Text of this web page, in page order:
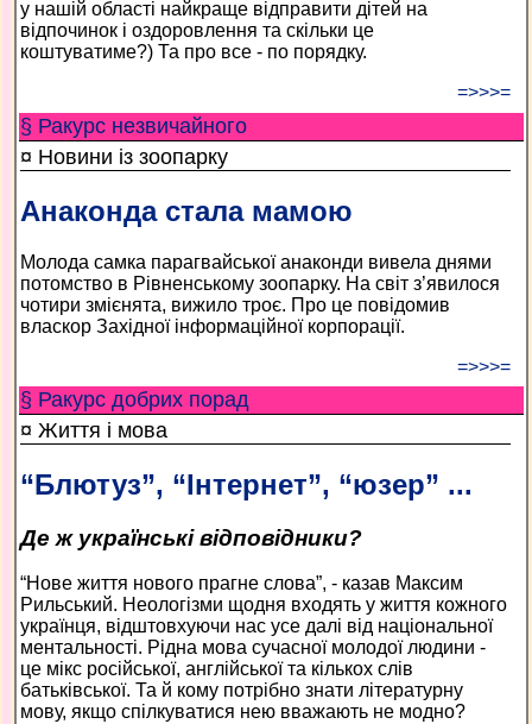
у нашій області найкраще відправити дітей на
відпочинок і оздоровлення та скільки це
коштуватиме?) Та про все - по порядку.
=>>>=
§ Ракурс незвичайного
¤ Новини із зоопарку
Анаконда стала мамою
Молода самка парагвайської анаконди вивела днями
потомство в Рівненському зоопарку. На світ з’явилося
чотири змієнята, вижило троє. Про це повідомив
власкор Західної інформаційної корпорації.
=>>>=
§ Ракурс добрих порад
¤ Життя і мова
“Блютуз”, “Інтернет”, “юзер” ...
Де ж українські відповідники?
“Нове життя нового прагне слова”, - казав Максим
Рильський. Неологізми щодня входять у життя кожного
українця, відштовхуючи нас усе далі від національної
ментальності. Рідна мова сучасної молодої людини -
це мікс російської, англійської та кількох слів
батьківської. Та й кому потрібно знати літературну
мову, якщо спілкуватися нею вважають не модно?